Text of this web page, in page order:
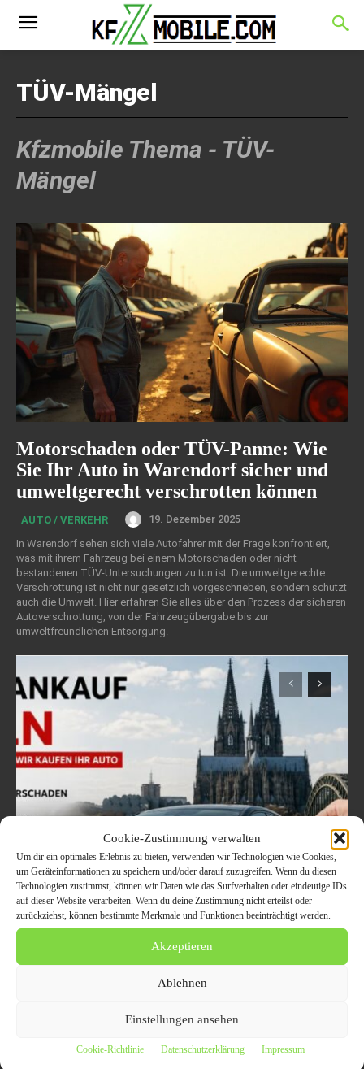
Cookie-Zustimmung verwalten
Um dir ein optimales Erlebnis zu bieten, verwenden wir Technologien wie Cookies,
um Geräteinformationen zu speichern und/oder darauf zuzugreifen. Wenn du diesen
Technologien zustimmst, können wir Daten wie das Surfverhalten oder eindeutige IDs
auf dieser Website verarbeiten. Wenn du deine Zustimmung nicht erteilst oder
zurückziehst, können bestimmte Merkmale und Funktionen beeinträchtigt werden.
Akzeptieren
Ablehnen
Einstellungen ansehen
Cookie-Richtlinie Datenschutzerklärung Impressum
TÜV-Mängel
Kfzmobile Thema - TÜV-
Mängel
Motorschaden oder TÜV-Panne: Wie
Sie Ihr Auto in Warendorf sicher und
umweltgerecht verschrotten können
AUTO / VERKEHR
19. Dezember 2025
In Warendorf sehen sich viele Autofahrer mit der Frage konfrontiert,
was mit ihrem Fahrzeug bei einem Motorschaden oder nicht
bestandenen TÜV-Untersuchungen zu tun ist. Die umweltgerechte
Verschrottung ist nicht nur gesetzlich vorgeschrieben, sondern schützt
auch die Umwelt. Hier erfahren Sie alles über den Prozess der sicheren
Autoverschrottung, von der Fahrzeugübergabe bis zur
umweltfreundlichen Entsorgung.
Welche Fahrzeuge in Köln
aktuell besonders gefragt
sind – Trends im
Autoankauf 2026